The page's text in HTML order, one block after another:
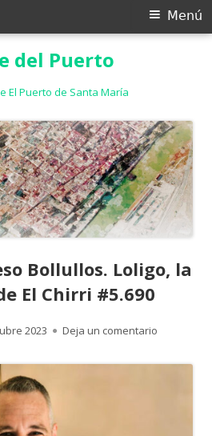
del Puerto
El Puerto de Santa María
Menú
Bollullos. Loligo, la
El Chirri #5.690
2023 Deja un comentario